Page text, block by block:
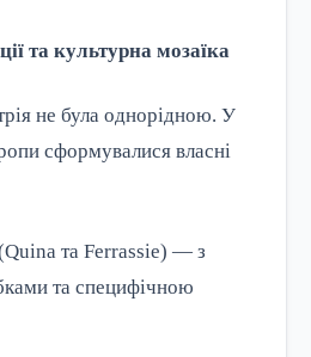
та культурна мозаїка
не була однорідною. У
сформувалися власні
та Ferrassie) — з
та специфічною